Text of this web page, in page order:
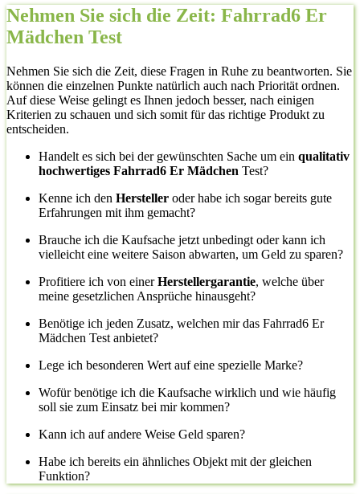
Nehmen Sie sich die Zeit: Fahrrad6 Er
Mädchen Test
Nehmen Sie sich die Zeit, diese Fragen in Ruhe zu beantworten. Sie
können die einzelnen Punkte natürlich auch nach Priorität ordnen.
Auf diese Weise gelingt es Ihnen jedoch besser, nach einigen
Kriterien zu schauen und sich somit für das richtige Produkt zu
entscheiden.
Handelt es sich bei der gewünschten Sache um ein qualitativ
hochwertiges Fahrrad6 Er Mädchen Test?
Kenne ich den Hersteller oder habe ich sogar bereits gute
Erfahrungen mit ihm gemacht?
Brauche ich die Kaufsache jetzt unbedingt oder kann ich
vielleicht eine weitere Saison abwarten, um Geld zu sparen?
Profitiere ich von einerHerstellergarantie, welche über
meine gesetzlichen Ansprüche hinausgeht?
Benötige ich jeden Zusatz, welchen mir das Fahrrad6 Er
Mädchen Test anbietet?
Lege ich besonderen Wert auf eine spezielle Marke?
Wofür benötige ich die Kaufsache wirklich und wie häufig
soll sie zum Einsatz bei mir kommen?
Kann ich auf andere Weise Geld sparen?
Habe ich bereits ein ähnliches Objekt mit der gleichen
Funktion?